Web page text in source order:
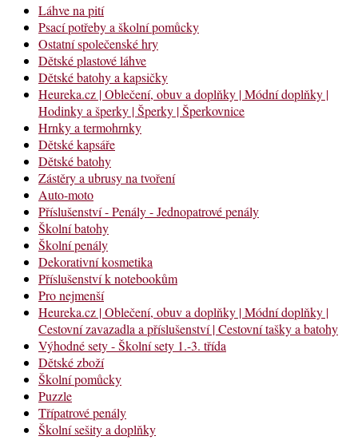
Láhve na pití
Psací potřeby a školní pomůcky
Ostatní společenské hry
Dětské plastové láhve
Dětské batohy a kapsičky
Heureka.cz | Oblečení, obuv a doplňky | Módní doplňky |
Hodinky a šperky | Šperky | Šperkovnice
Hrnky a termohrnky
Dětské kapsáře
Dětské batohy
Zástěry a ubrusy na tvoření
Auto-moto
Příslušenství - Penály - Jednopatrové penály
Školní batohy
Školní penály
Dekorativní kosmetika
Příslušenství k notebookům
Pro nejmenší
Heureka.cz | Oblečení, obuv a doplňky | Módní doplňky |
Cestovní zavazadla a příslušenství | Cestovní tašky a batohy
Výhodné sety - Školní sety 1.-3. třída
Dětské zboží
Školní pomůcky
Puzzle
Třípatrové penály
Školní sešity a doplňky